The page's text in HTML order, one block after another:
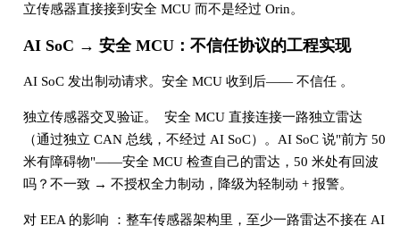
立传感器直接接到安全 MCU 而不是经过 Orin。
AI SoC → 安全 MCU：不信任协议的工程实现
AI SoC 发出制动请求。安全 MCU 收到后—— 不信任 。
独立传感器交叉验证。 安全 MCU 直接连接一路独立雷达
（通过独立 CAN 总线，不经过 AI SoC）。AI SoC 说"前方 50
米有障碍物"——安全 MCU 检查自己的雷达，50 米处有回波
吗？不一致 → 不授权全力制动，降级为轻制动 + 报警。
对 EEA 的影响 ：整车传感器架构里，至少一路雷达不接在 AI